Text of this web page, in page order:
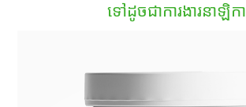
ទៅដូចជាការងារនាឡិកា